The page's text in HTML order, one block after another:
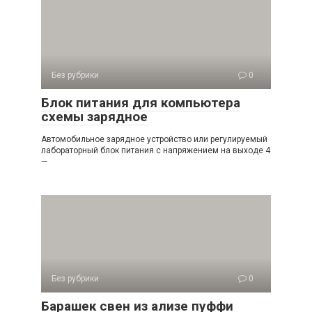
Без рубрики 0
Блок питания для компьютера
схемы зарядное
Автомобильное зарядное устройство или регулируемый
лабораторный блок питания с напряжением на выходе 4
—
Без рубрики 0
Барашек свен из ализе пуффи